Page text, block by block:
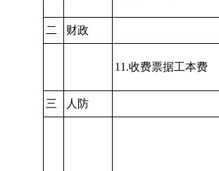
二 财政
11.收费票据工本费
三 人防